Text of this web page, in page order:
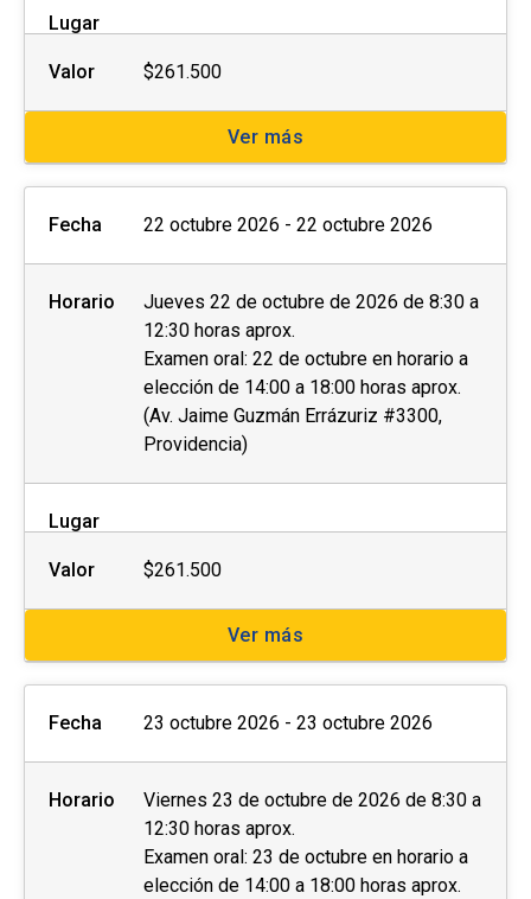
Lugar
Valor $261.500
Ver más
Fecha 22 octubre 2026 - 22 octubre 2026
Horario
Jueves 22 de octubre de 2026 de 8:30 a
12:30 horas aprox.
Examen oral: 22 de octubre en horario a
elección de 14:00 a 18:00 horas aprox.
(Av. Jaime Guzmán Errázuriz #3300,
Providencia)
Lugar
Valor $261.500
Ver más
Fecha 23 octubre 2026 - 23 octubre 2026
Horario
Viernes 23 de octubre de 2026 de 8:30 a
12:30 horas aprox.
Examen oral: 23 de octubre en horario a
elección de 14:00 a 18:00 horas aprox.